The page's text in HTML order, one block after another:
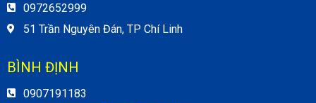
0972652999
51 Trần Nguyên Đán, TP Chí Linh
BÌNH ĐỊNH
0907191183